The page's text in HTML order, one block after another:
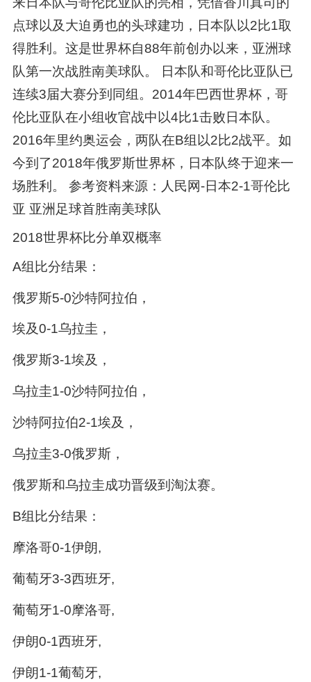
点球以及大迫勇也的头球建功，日本队以2比1取
得胜利。这是世界杯自88年前创办以来，亚洲球
队第一次战胜南美球队。 日本队和哥伦比亚队已
连续3届大赛分到同组。2014年巴西世界杯，哥
伦比亚队在小组收官战中以4比1击败日本队。
2016年里约奥运会，两队在B组以2比2战平。如
今到了2018年俄罗斯世界杯，日本队终于迎来一
场胜利。 参考资料来源：人民网-日本2-1哥伦比
亚 亚洲足球首胜南美球队
2018世界杯比分单双概率
A组比分结果：
俄罗斯5-0沙特阿拉伯，
埃及0-1乌拉圭，
俄罗斯3-1埃及，
乌拉圭1-0沙特阿拉伯，
沙特阿拉伯2-1埃及，
乌拉圭3-0俄罗斯，
俄罗斯和乌拉圭成功晋级到淘汰赛。
B组比分结果：
摩洛哥0-1伊朗,
葡萄牙3-3西班牙,
葡萄牙1-0摩洛哥,
伊朗0-1西班牙,
伊朗1-1葡萄牙,